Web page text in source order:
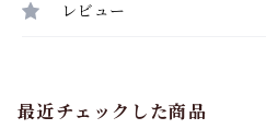
レビュー
最近チェックした商品